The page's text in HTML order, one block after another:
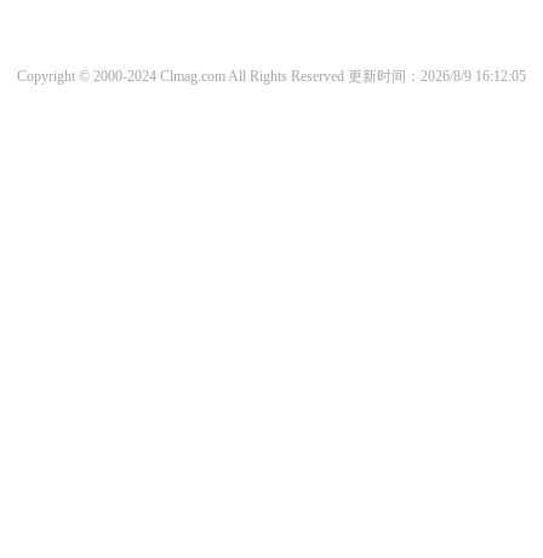
Copyright © 2000-2024 Clmag.com All Rights Reserved 更新时间：2026/8/9 16:12:05